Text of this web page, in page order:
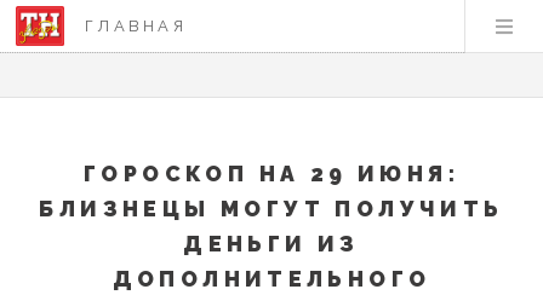
ГЛАВНАЯ
ГОРОСКОП НА 29 ИЮНЯ:
БЛИЗНЕЦЫ МОГУТ ПОЛУЧИТЬ
ДЕНЬГИ ИЗ
ДОПОЛНИТЕЛЬНОГО